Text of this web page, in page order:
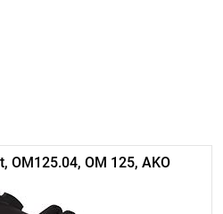
OM125.04, OM 125, AKO